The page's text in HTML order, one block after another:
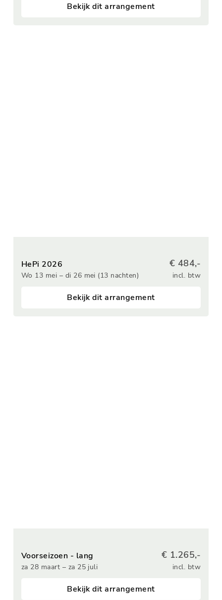
Bekijk dit arrangement
HePi 2026
Wo 13 mei – di 26 mei (13 nachten)
€ 484,-
incl. btw
Bekijk dit arrangement
Voorseizoen - lang
za 28 maart – za 25 juli
€ 1.265,-
incl. btw
Bekijk dit arrangement